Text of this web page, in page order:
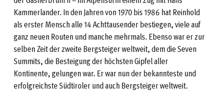
Kammerlander. In den Jahren von 1970 bis 1986 hat Reinhold
als erster Mensch alle 14 Achttausender bestiegen, viele auf
ganz neuen Routen und manche mehrmals. Ebenso war er zur
selben Zeit der zweite Bergsteiger weltweit, dem die Seven
Summits, die Besteigung der höchsten Gipfel aller
Kontinente, gelungen war. Er war nun der bekannteste und
erfolgreichste Südtiroler und auch Bergsteiger weltweit.